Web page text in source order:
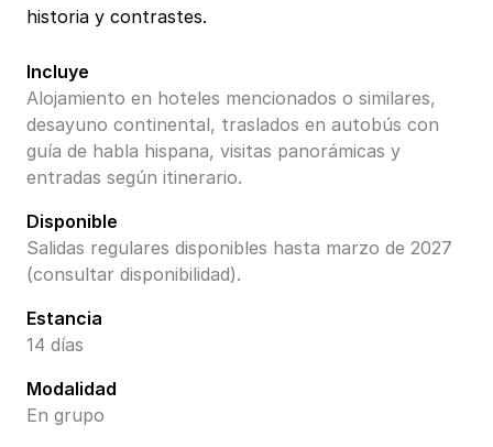
historia y contrastes.
Incluye
Alojamiento en hoteles mencionados o similares,
desayuno continental, traslados en autobús con
guía de habla hispana, visitas panorámicas y
entradas según itinerario.
Disponible
Salidas regulares disponibles hasta marzo de 2027
(consultar disponibilidad).
Estancia
14 días
Modalidad
En grupo